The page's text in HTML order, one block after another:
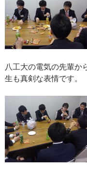
八工大の電気の先輩か
生も真剣な表情です。